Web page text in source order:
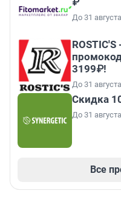
До 31
3199₽!
До 31
Скидка
До 31
Все